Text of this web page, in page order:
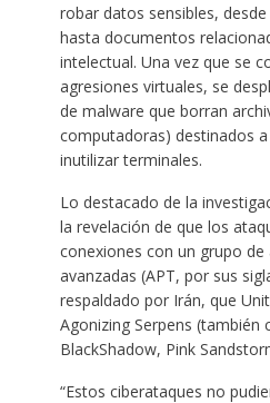
robar datos sensibles,
hasta documentos
intelectual. Una vez que se
agresiones virtuales, se
de malware que borran
computadoras) destinados
inutilizar terminales.
Lo destacado de la
la revelación de que los
conexiones con un grupo
avanzadas (APT, por sus
respaldado por Irán, que
Agonizing Serpens (también
BlackShadow, Pink
“Estos ciberataques no